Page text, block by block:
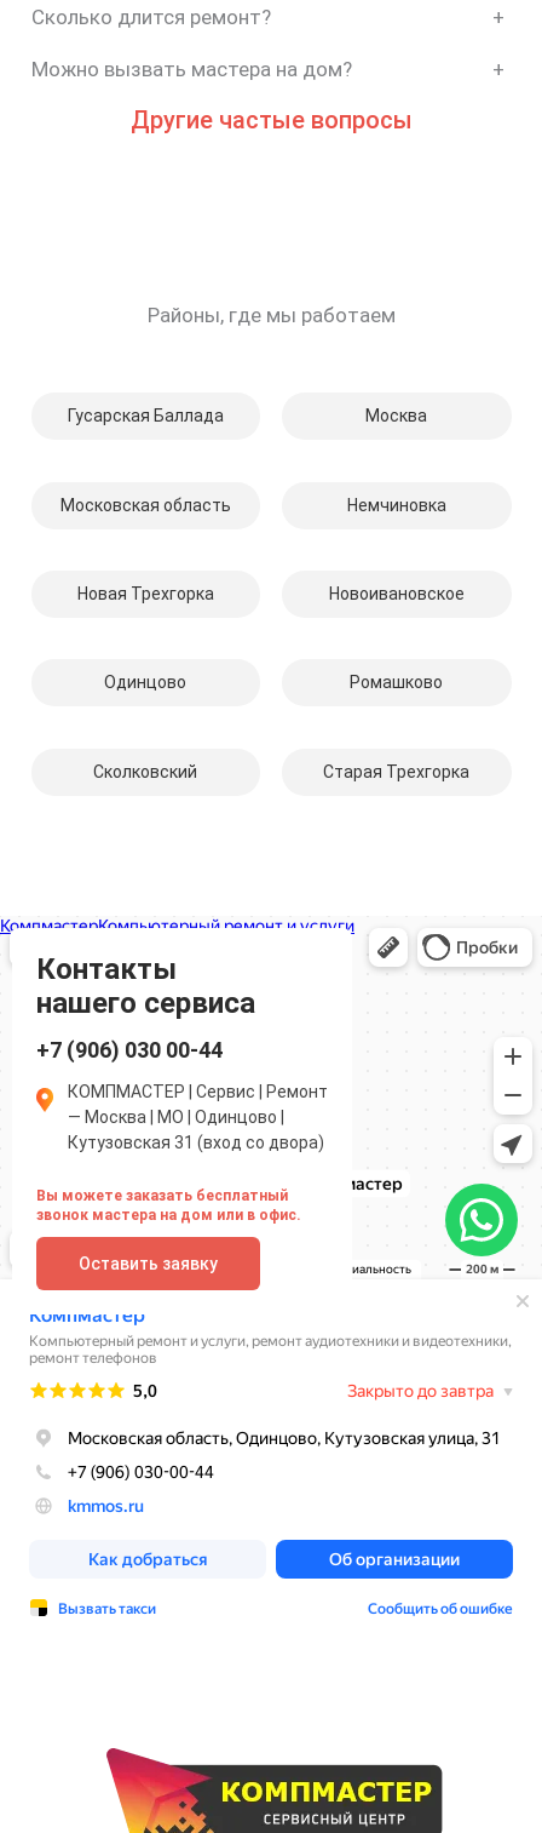
Сколько длится ремонт? +
Можно вызвать мастера на дом? +
Другие частые вопросы
Районы, где мы работаем
Гусарская Баллада Москва
Московская область Немчиновка
Новая Трехгорка Новоивановское
Одинцово Ромашково
Сколковский Старая Трехгорка
Контакты
нашего сервиса
+7 (906) 030 00-44
КОМПМАСТЕР | Сервис | Ремонт
— Москва | МО | Одинцово |
Кутузовская 31 (вход со двора)
Вы можете заказать бесплатный
звонок мастера на дом или в офис.
Оставить заявку
Компмастер
Ремонт аудиотехники и видеотехники в Одинцово